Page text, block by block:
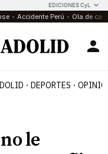
EDICIONES CyL
Accidente Perú Ola de
DEPORTES
le